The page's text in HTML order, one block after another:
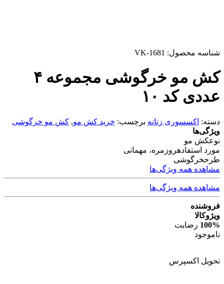
شناسه محصول: VK-1681
کش مو خرگوشی مجموعه ۴
عددی کد ۱۰
دسته: اکسسوری زنانه برچسب: خرید کش مو, کش مو خرگوشی
ویژگی‌ها
نوعکش مو
مورد استفادهروزمره، مهمانی
طرحخرگوشی
مشاهده همه ویژگی‌ها
مشاهده همه ویژگی‌ها
فروشنده
ویژوکالا
100% رضایت
ناموجود
تحویل اکسپرس